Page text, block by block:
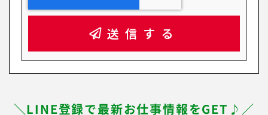
送信する
＼LINE登録で最新お仕事情報をGET♪／